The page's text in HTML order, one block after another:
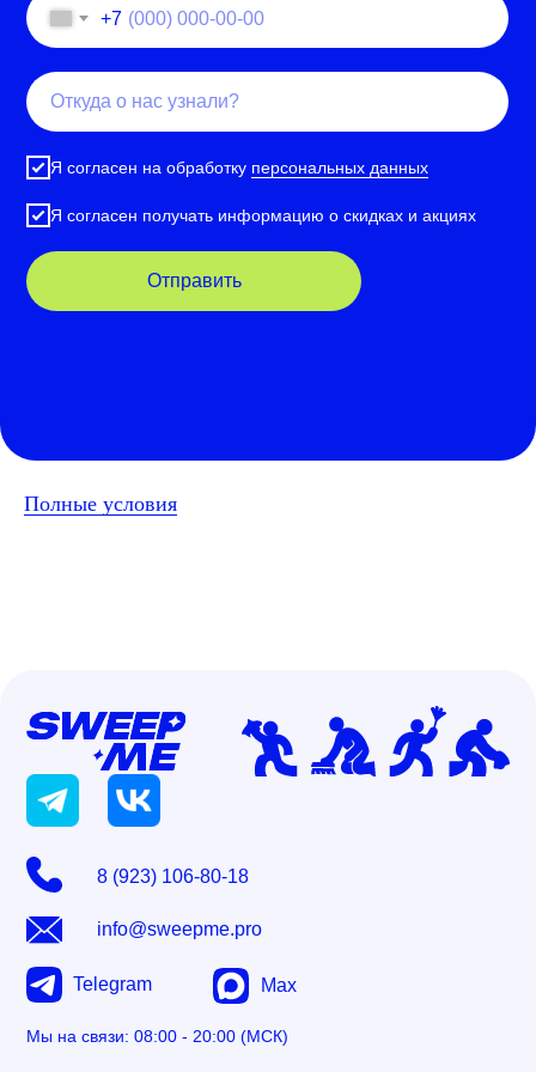
+7
Я согласен на обработку персональных данных
Я согласен получать информацию о скидках и акциях
Отправить
Полные условия
8 (923) 106-80-18
info@sweepme.pro
Telegram Max
Мы на связи: 08:00 - 20:00 (МСК)